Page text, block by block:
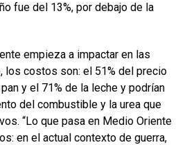
fue del 13%, por debajo de la
empieza a impactar en las
los costos son: el 51% del precio
y el 71% de la leche y podrían
del combustible y la urea que
“Lo que pasa en Medio Oriente
en el actual contexto de guerra,